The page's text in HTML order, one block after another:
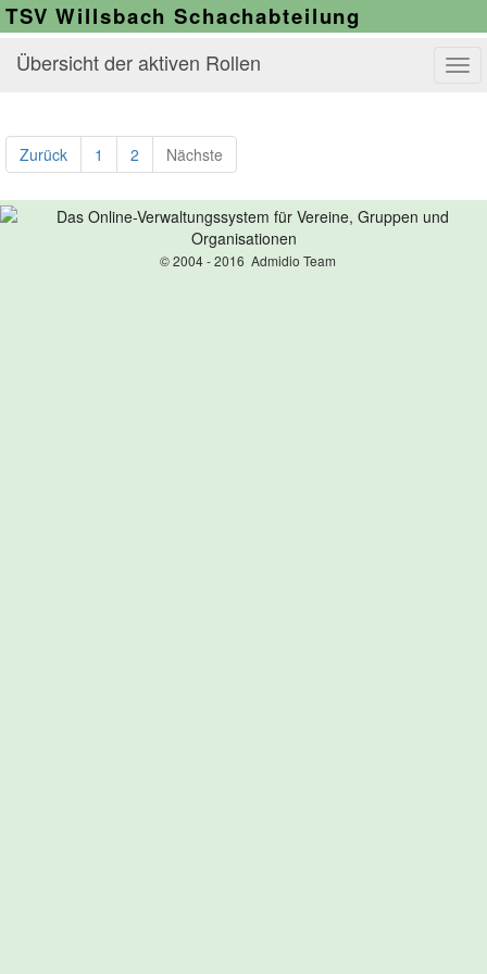
TSV Willsbach Schachabteilung
Übersicht der aktiven Rollen
Zurück 1 2 Nächste
© 2004 - 2016 Admidio Team